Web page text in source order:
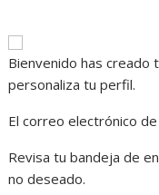
Bienvenidohas creado
personaliza tu perfil.
El correo electrónico
Revisa tu bandeja de
no deseado.